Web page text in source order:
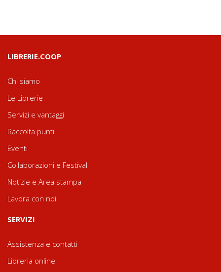
LIBRERIE.COOP
Chi siamo
Le Librerie
Servizi e vantaggi
Raccolta punti
Eventi
Collaborazioni e Festival
Notizie e Area stampa
Lavora con noi
SERVIZI
Assistenza e contatti
Libreria online